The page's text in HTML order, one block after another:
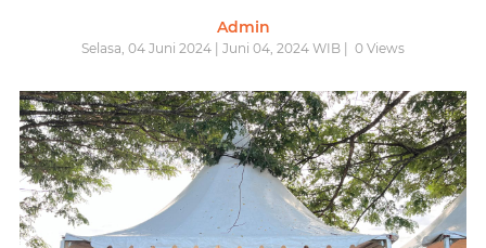
Admin
Selasa, 04 Juni 2024 | Juni 04, 2024 WIB | 0 Views